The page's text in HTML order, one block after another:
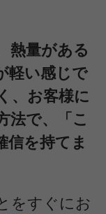
熱量がある
軽い感じで
、お客様に
法で、「こ
信を持てま
をすぐにお